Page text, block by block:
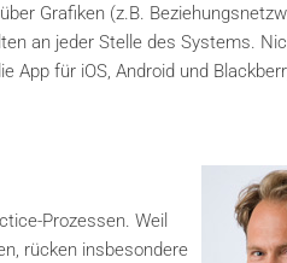
Grafiken (z.B.
an jeder Stelle des Systems.
App für iOS, Android und
Prozessen. Weil
rücken insbesondere